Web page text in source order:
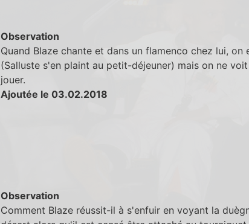
Observation
Quand Blaze chante et dans un flamenco chez lui, on
(Salluste s'en plaint au petit-déjeuner) mais on ne
jouer.
Ajoutée le 03.02.2018
Observation
Comment Blaze réussit-il à s'enfuir en voyant la